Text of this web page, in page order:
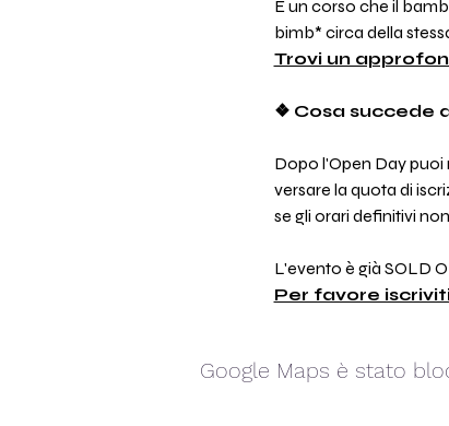
È un corso che il
bimb* circa della
Trovi un
❖ Cosa succede
Dopo l'Open Day puoi
versare la quota di
se gli orari definitivi
L'evento è già SOLD
Per favore
Google Maps è stato